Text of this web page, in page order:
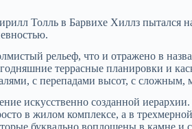
Толль в Барвихе Хиллз пытался
рельеф, что и отражено в
террасные планировки и
с перепадами высот, с сложным,
искусственно созданной
в жилом комплексе, а в
буквально воплощены в камне и